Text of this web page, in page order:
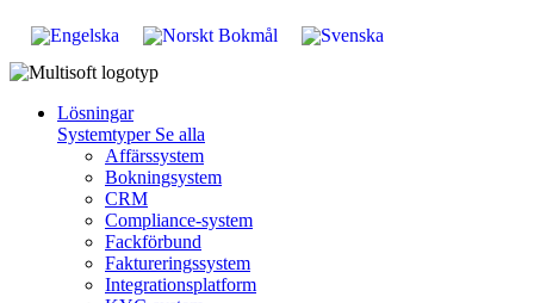
Lösningar
Systemtyper Se alla
Affärssystem
Bokningsystem
CRM
Compliance-system
Fackförbund
Faktureringssystem
Integrationsplatform